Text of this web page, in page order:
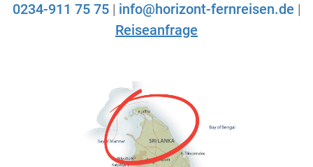
0234-911 75 75 | info@horizont-fernreisen.de |
Reiseanfrage